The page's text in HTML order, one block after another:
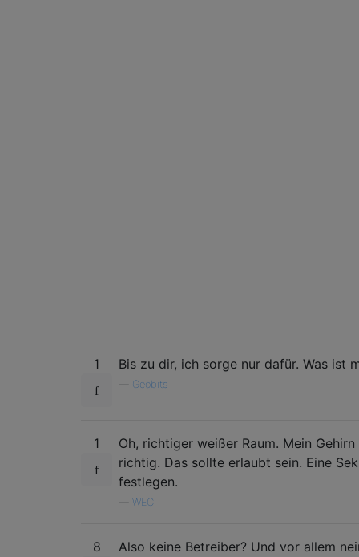
1 Bis zu dir, ich sorge nur dafür. Was ist
Geobits
1
Oh, richtiger weißer Raum. Mein
richtig. Das sollte erlaubt sein. Eine
festlegen.
WEC
8
Also keine Betreiber? Und vor allem